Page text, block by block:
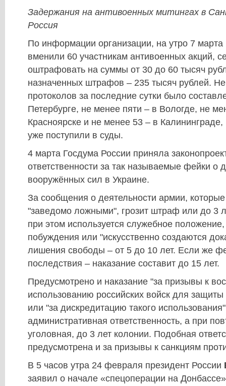
Задержания на антивоенных митингах в
Россия
По информации организации, на утро 7
вменили 60 участникам антивоенных акций,
оштрафовать на суммы от 30 до 60 тысяч
назначенных штрафов – 235 тысяч рублей.
протоколов за последние сутки было
Петербурге, не менее пяти – в Вологде, не
Красноярске и не менее 53 – в Калининграде,
уже поступили в суды.
4 марта Госдума России приняла
ответственности за так называемые фейки о
вооружённых сил в Украине.
За сообщения о деятельности армии, которые
"заведомо ложными", грозит штраф или до 3
при этом используется служебное
побуждения или "искусственно создаются
лишения свободы – от 5 до 10 лет. Если же
последствия – наказание составит до 15 лет.
Предусмотрено и наказание "за призывы к
использованию российских войск для защиты
или "за дискредитацию такого
административная ответственность, а при
уголовная, до 3 лет колонии. Подобная
предусмотрена и за призывы к санкциям
В 5 часов утра 24 февраля президент России
заявил о начале «спецоперации на